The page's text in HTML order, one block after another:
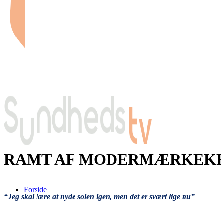
Forside
RAMT AF
“Jeg skal lære at nyde solen igen, men det er svært lige nu”